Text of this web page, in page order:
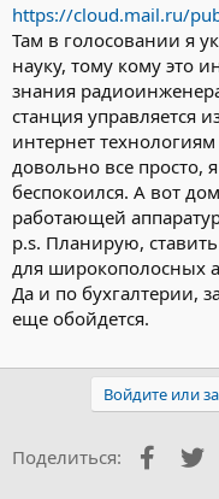
https://cloud.mail.ru/
Там в голосовании я
науку, тому кому это
знания
станция управляется
интернет
довольно все просто,
беспокоился. А вот
работающей
p.s. Планирую,
для широкополосных
Да и по бухгалтерии,
еще обойдется.
Войдите или
Поделиться: